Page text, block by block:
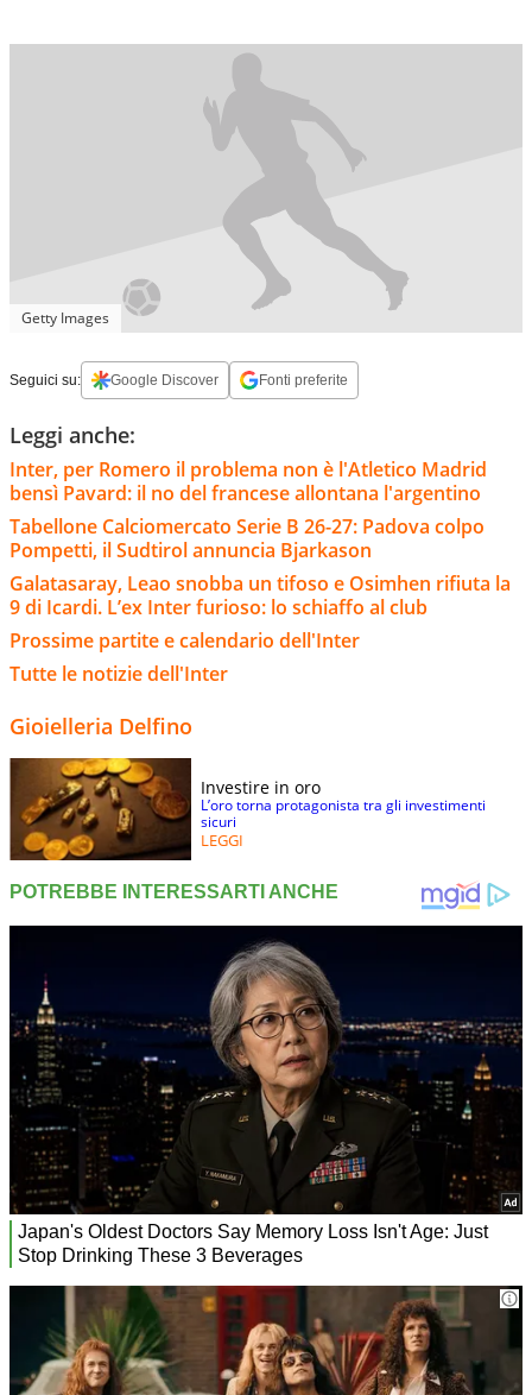
Getty Images
Seguici su: Google Discover Fonti preferite
Leggi anche:
Inter, per Romero il problema non è l'Atletico Madrid
bensì Pavard: il no del francese allontana l'argentino
Tabellone Calciomercato Serie B 26-27: Padova colpo
Pompetti, il Sudtirol annuncia Bjarkason
Galatasaray, Leao snobba un tifoso e Osimhen rifiuta la
9 di Icardi. L’ex Inter furioso: lo schiaffo al club
Prossime partite e calendario dell'Inter
Tutte le notizie dell'Inter
Gioielleria Delfino
Investire in oro
L’oro torna protagonista tra gli investimenti
sicuri
LEGGI